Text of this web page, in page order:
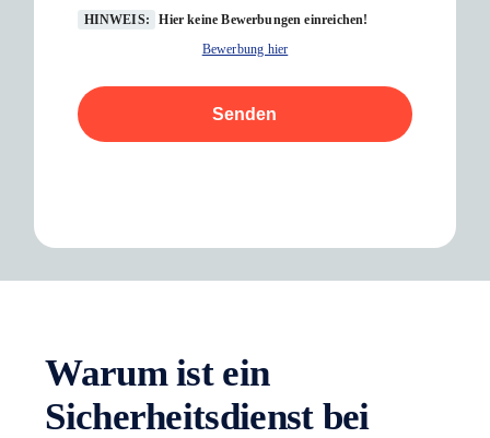
HINWEIS:
Hier keine Bewerbungen einreichen!
Bewerbung hier
Senden
Warum ist ein
Sicherheitsdienst bei